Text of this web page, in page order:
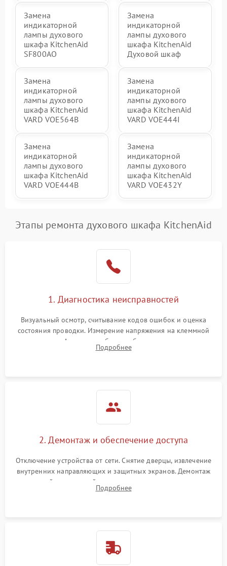
Замена
индикаторной
лампы духового
шкафа KitchenAid
SF800AO
Замена
индикаторной
лампы духового
шкафа KitchenAid
Духовой шкаф
Замена
индикаторной
лампы духового
шкафа KitchenAid
VARD VOE564B
Замена
индикаторной
лампы духового
шкафа KitchenAid
VARD VOE444I
Замена
индикаторной
лампы духового
шкафа KitchenAid
VARD VOE444B
Замена
индикаторной
лампы духового
шкафа KitchenAid
VARD VOE432Y
Этапы ремонта духового шкафа KitchenAid
1. Диагностика неисправностей
Визуальный осмотр, считывание кодов ошибок и оценка
состояния проводки. Измерение напряжения на клеммной
колодке. Анализ жалоб на проблемы с нагревом,
конвекцией, панелью управления или блокировкой дверцы.
Подробнее
2. Демонтаж и обеспечение доступа
Отключение устройства от сети. Снятие дверцы, извлечение
внутренних направляющих и защитных экранов. Демонтаж
задней или верхней панели для прямого доступа к
нагревательным элементам, плате и вентиляторам.
Подробнее